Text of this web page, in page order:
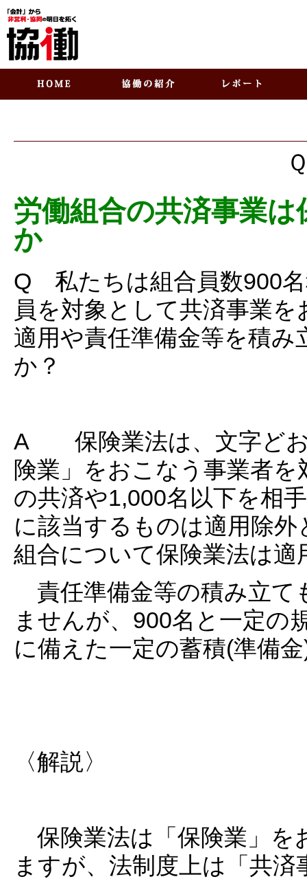
労働組合の共済事業
か
Q 私たちは組合員数900
員を対象として共済事業
適用や責任準備金等を積
か？
A 保険業法は、文字どお
険業」をおこなう事業者
の共済や1,000名以下を相
に該当するものは適用除
組合について保険業法は適
責任準備金等の積み立て
ませんが、900名と一定の
に備えた一定の蓄積(準備
〈解説〉
保険業法は「保険業」を
ますが、法制度上は「共